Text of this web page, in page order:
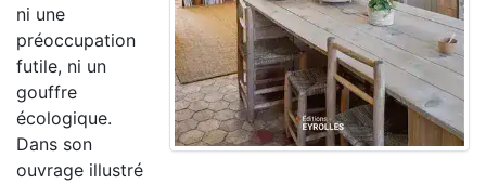
ni une
préoccupation
futile, ni un
gouffre
écologique.
Dans son
ouvrage illustré